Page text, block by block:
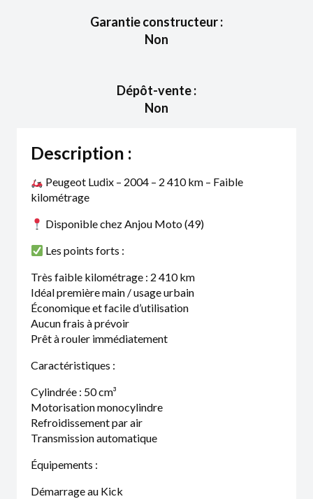
Garantie constructeur :
Non
Dépôt-vente :
Non
Description :
Peugeot Ludix – 2004 – 2 410 km – Faible
kilométrage
Disponible chez Anjou Moto (49)
Les points forts :
Très faible kilométrage : 2 410 km
Idéal première main / usage urbain
Économique et facile d’utilisation
Aucun frais à prévoir
Prêt à rouler immédiatement
Caractéristiques :
Cylindrée : 50 cm³
Motorisation monocylindre
Refroidissement par air
Transmission automatique
Équipements :
Démarrage au Kick